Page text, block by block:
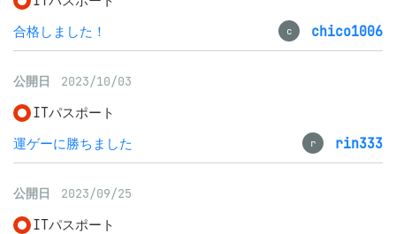
合格しました！
c chico1006
公開日 2023/10/03
ITパスポート
運ゲーに勝ちました
r rin333
公開日 2023/09/25
ITパスポート